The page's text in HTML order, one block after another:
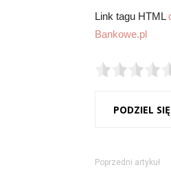
Link tagu HTML
Bankowe.pl
PODZIEL SIĘ
Poprzedni artykuł